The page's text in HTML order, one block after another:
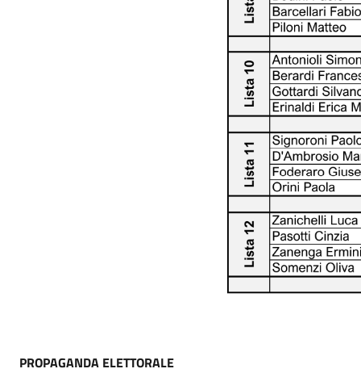
PROPAGANDA ELETTORALE